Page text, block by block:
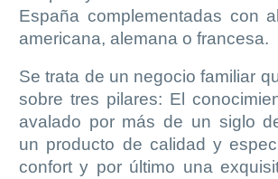
España complementadas con
americana, alemana o francesa.
Se trata de un negocio familiar
sobre tres pilares: El
avalado por más de un siglo
un producto de calidad y
confort y por último una